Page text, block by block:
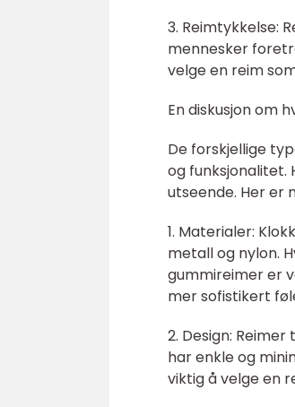
3. Reimtykkelse:
mennesker
velge en reim
En diskusjon om
De forskjellige
og funksjonalitet.
utseende. Her er
1. Materialer:
metall og nylon.
gummireimer er
mer sofistikert
2. Design:
har enkle og
viktig å velge en